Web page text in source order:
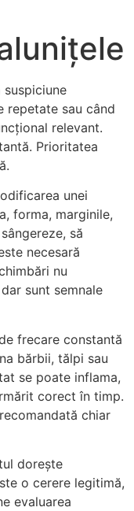
repetate sau când
relevant.
Prioritatea
unei
forma, marginile,
să
necesară
nu
sunt semnale
frecare constantă
bărbii, tălpi sau
se poate inflama,
corect în timp.
chiar
dorește
o cerere legitimă,
evaluarea